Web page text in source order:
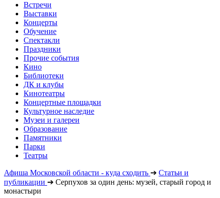
Встречи
Выставки
Концерты
Обучение
Спектакли
Праздники
Прочие события
Кино
Библиотеки
ДК и клубы
Кинотеатры
Концертные площадки
Культурное наследие
Музеи и галереи
Образование
Памятники
Парки
Театры
Афиша Московской области - куда сходить ➔ Статьи и
публикации ➔ Серпухов за один день: музей, старый город и
монастыри